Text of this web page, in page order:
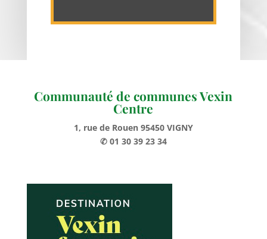
Communauté de communes Vexin
Centre
1, rue de Rouen 95450 VIGNY
✆ 01 30 39 23 34